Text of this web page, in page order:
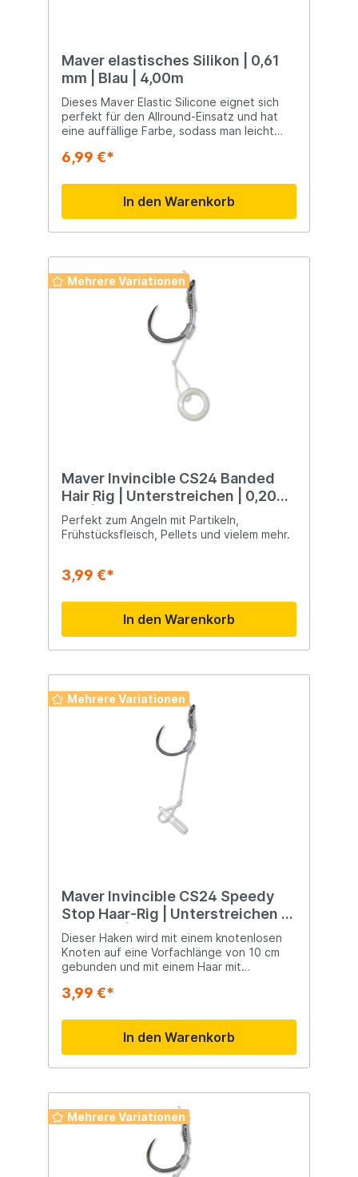
Maver elastisches Silikon | 0,61
mm | Blau | 4,00m
Dieses Maver Elastic Silicone eignet sich
perfekt für den Allround-Einsatz und hat
eine auffällige Farbe, sodass man leicht
gehakter Fisch schwimmt. Darüber hinaus
zugesetzt.
6,99 €*
In den Warenkorb
Mehrere Variationen
Maver Invincible CS24 Banded
Hair Rig | Unterstreichen | 0,20
mm | Hakengröße 16
Perfekt zum Angeln mit Partikeln,
Frühstücksfleisch, Pellets und vielem mehr.
3,99 €*
In den Warenkorb
Mehrere Variationen
Maver Invincible CS24 Speedy
Stop Haar-Rig | Unterstreichen |
0,20 mm | Hakengröße 16
Dieser Haken wird mit einem knotenlosen
Knoten auf eine Vorfachlänge von 10 cm
gebunden und mit einem Haar mit
m langen Köderband oder einem
Systemen ist ein extrem schneller
Köderwechsel möglich.
3,99 €*
In den Warenkorb
Mehrere Variationen